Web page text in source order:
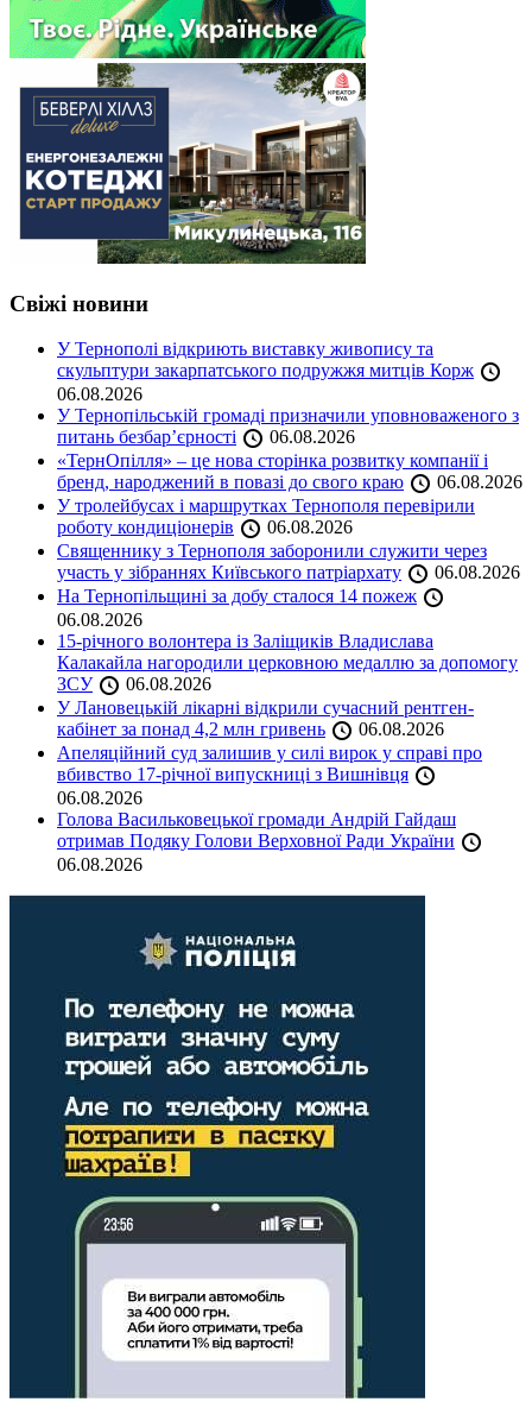
Свіжі новини
У Тернополі відкриють виставку живопису та
скульптури закарпатського подружжя митців Корж
06.08.2026
У Тернопільській громаді призначили уповноваженого з
питань безбар’єрності
06.08.2026
«ТернОпілля» – це нова сторінка розвитку компанії і
бренд, народжений в повазі до свого краю
06.08.2026
У тролейбусах і маршрутках Тернополя перевірили
роботу кондиціонерів
06.08.2026
Священнику з Тернополя заборонили служити через
участь у зібраннях Київського патріархату
06.08.2026
На Тернопільщині за добу сталося 14 пожеж
06.08.2026
15-річного волонтера із Заліщиків Владислава
Калакайла нагородили церковною медаллю за допомогу
ЗСУ
06.08.2026
У Лановецькій лікарні відкрили сучасний рентген-
кабінет за понад 4,2 млн гривень
06.08.2026
Апеляційний суд залишив у силі вирок у справі про
вбивство 17-річної випускниці з Вишнівця
06.08.2026
Голова Васильковецької громади Андрій Гайдаш
отримав Подяку Голови Верховної Ради України
06.08.2026